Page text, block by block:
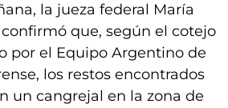
la jueza federal María
que, según el cotejo
por el Equipo Argentino de
los restos encontrados
un cangrejal en la zona de